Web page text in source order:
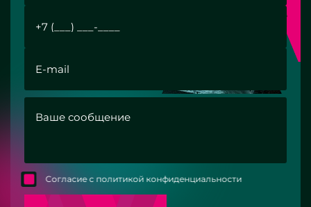
Согласие с политикой конфиденциальности